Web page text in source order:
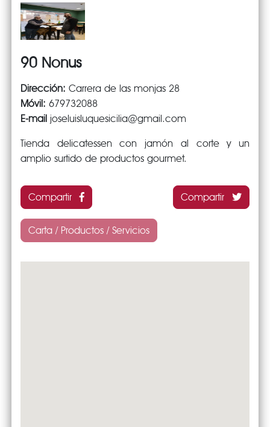
90 Nonus
Dirección: Carrera de las monjas 28
Móvil: 679732088
E-mail joseluisluquesicilia@gmail.com
Tienda delicatessen con jamón al corte y un
amplio surtido de productos gourmet.
Compartir Compartir
Carta / Productos / Servicios